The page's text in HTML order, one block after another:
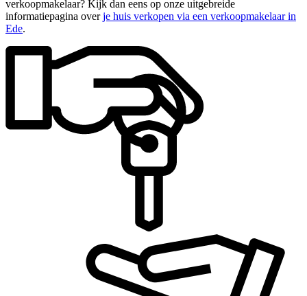
verkoopmakelaar? Kijk dan eens op onze uitgebreide
informatiepagina overje huis verkopen via een verkoopmakelaar in
Ede.